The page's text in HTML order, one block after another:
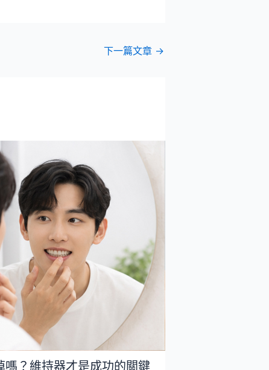
下一篇文章 →
嗎？維持器才是成功的關鍵